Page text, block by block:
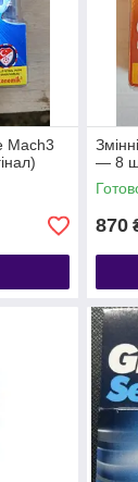
Mach3
— 8
870